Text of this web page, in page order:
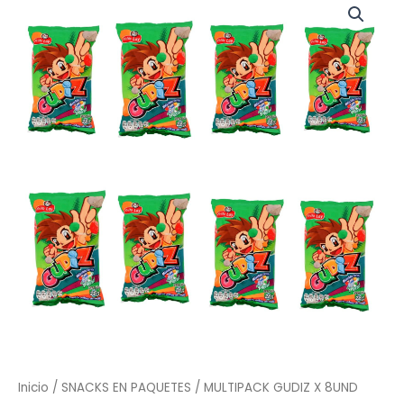
Inicio / SNACKS EN PAQUETES / MULTIPACK GUDIZ X 8UND
8UND
(N90108)
cantidad